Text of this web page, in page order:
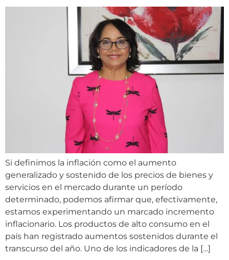
Si definimos la inflación como el aumento
generalizado y sostenido de los precios de bienes y
servicios en el mercado durante un período
determinado, podemos afirmar que, efectivamente,
estamos experimentando un marcado incremento
inflacionario. Los productos de alto consumo en el
país han registrado aumentos sostenidos durante el
transcurso del año. Uno de los indicadores de la […]